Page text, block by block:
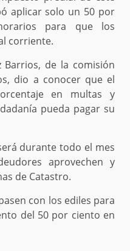
aplicar solo un 50 por
para que los
corriente.
Barrios, de la comisión
dio a conocer que el
en multas y
pueda pagar su
durante todo el mes
aprovechen y
de Catastro.
con los ediles para
del 50 por ciento en